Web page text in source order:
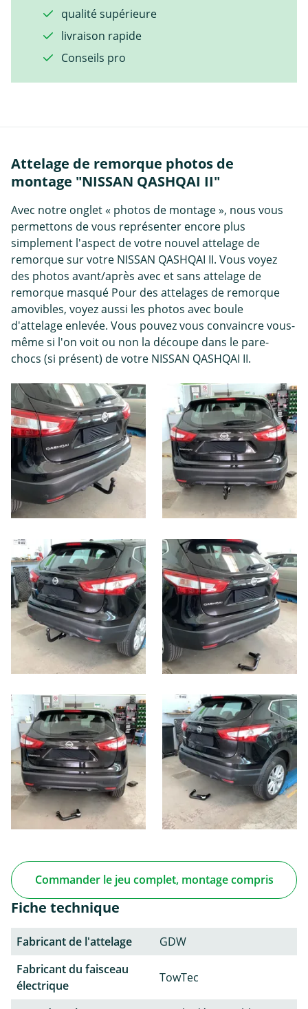
qualité supérieure
livraison rapide
Conseils pro
Attelage de remorque photos de
montage "NISSAN QASHQAI II"
Avec notre onglet « photos de montage », nous vous
permettons de vous représenter encore plus
simplement l'aspect de votre nouvel attelage de
remorque sur votre NISSAN QASHQAI II. Vous voyez
des photos avant/après avec et sans attelage de
remorque masqué Pour des attelages de remorque
amovibles, voyez aussi les photos avec boule
d'attelage enlevée. Vous pouvez vous convaincre vous-
même si l'on voit ou non la découpe dans le pare-
chocs (si présent) de votre NISSAN QASHQAI II.
Commander le jeu complet, montage compris
Fiche technique
Fabricant de l'attelage
GDW
Fabricant du faisceau
électrique
TowTec